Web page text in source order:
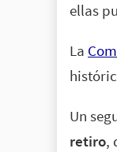
ellas
La
Un
retiro,